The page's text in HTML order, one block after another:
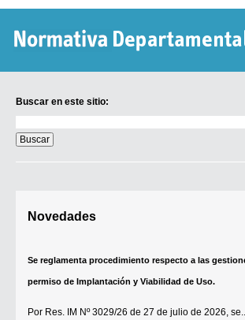
Buscar en este sitio:
en
este
sitio:
Novedades
Se reglamenta procedimiento respecto a las
permiso de Implantación y Viabilidad de Uso.
Por Res. IM Nº 3029/26 de 27 de julio de 2026,